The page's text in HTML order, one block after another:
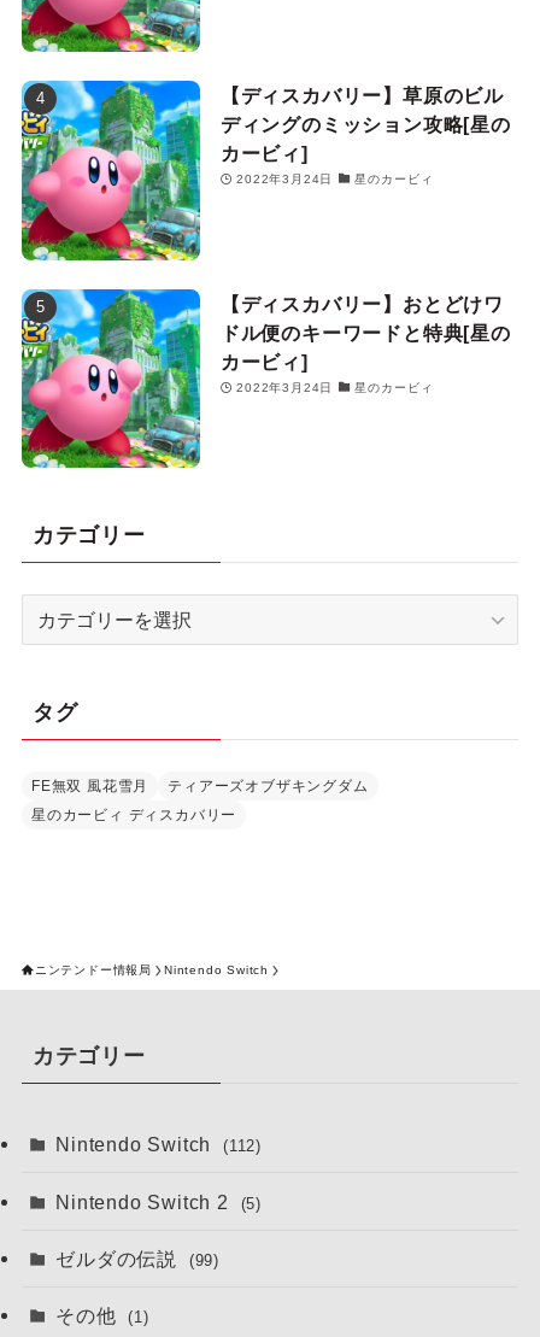
【ディスカバリー】草原のビル
ディングのミッション攻略[星の
カービィ]
2022年3月24日 星のカービィ
【ディスカバリー】おとどけワ
ドル便のキーワードと特典[星の
カービィ]
2022年3月24日 星のカービィ
カテゴリー
ー
タグ
FE無双 風花雪月
ティアーズオブザキングダム
星のカービィ ディスカバリー
ニンテンドー情報局 Nintendo Switch
カテゴリー
Nintendo Switch (112)
Nintendo Switch 2 (5)
ゼルダの伝説 (99)
その他 (1)